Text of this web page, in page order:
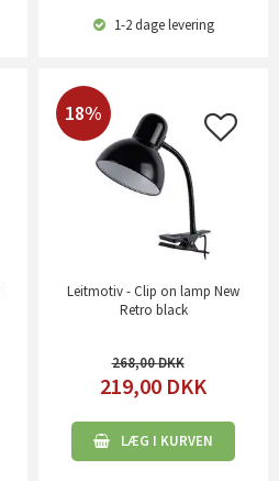
1-2 dagelevering
18%
Leitmotiv - Clip on lamp New
Retro black
268,00
219,00 DKK
LÆG I KURVEN